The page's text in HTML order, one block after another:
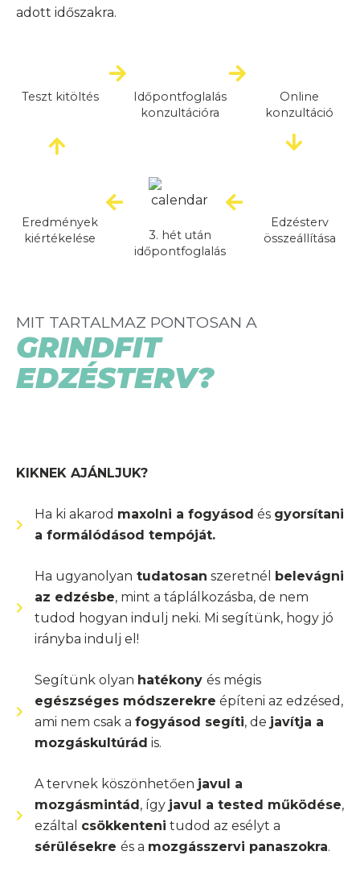
Étrend tervezés
Áraink
Kontakt
Konzultáljunk!
adott időszakra.
Teszt kitöltés
Időpontfoglalás
konzultációra
Online
konzultáció
Eredmények
kiértékelése
3. hét után
időpontfoglalás
Edzésterv
összeállítása
MIT TARTALMAZ PONTOSAN A
GRINDFIT
EDZÉSTERV?
KIKNEK AJÁNLJUK?
Ha ki akarod maxolni a fogyásod és gyorsítani
a formálódásod tempóját.
Ha ugyanolyan tudatosan szeretnél belevágni
az edzésbe, mint a táplálkozásba, de nem
tudod hogyan indulj neki. Mi segítünk, hogy jó
irányba indulj el!
Segítünk olyan hatékony és mégis
egészséges módszerekre építeni az edzésed,
ami nem csak a fogyásod segíti, de javítja a
mozgáskultúrád is.
A tervnek köszönhetően javul a
mozgásmintád, így javul a tested működése,
ezáltal csökkenteni tudod az esélyt a
sérülésekre és a mozgásszervi panaszokra.